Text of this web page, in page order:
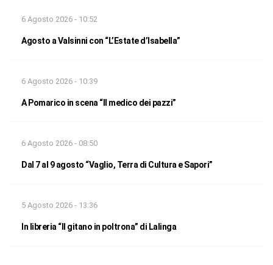
6 Agosto 2026 - 10:52
Agosto a Valsinni con “L’Estate d’Isabella”
6 Agosto 2026 - 10:39
A Pomarico in scena “Il medico dei pazzi”
6 Agosto 2026 - 08:50
Dal 7 al 9 agosto “Vaglio, Terra di Cultura e Sapori”
5 Agosto 2026 - 13:36
In libreria “Il gitano in poltrona” di Lalinga